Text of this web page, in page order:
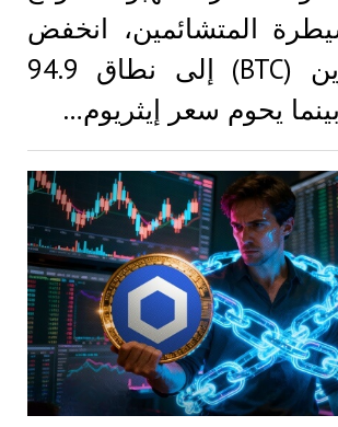
المتشائمين، انخفض
سعر بيتكوين (BTC) إلى نطاق 94.9
يحوم سعر إيثريوم…